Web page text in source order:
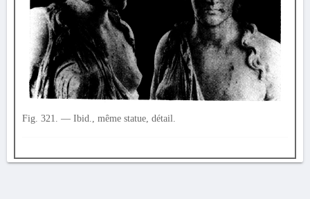
Fig. 321. — Ibid., même statue, détail.